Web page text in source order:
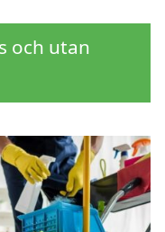
och utan